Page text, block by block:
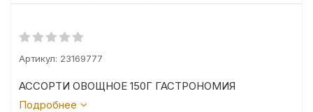
Артикул: 23169777
АССОРТИ ОВОЩНОЕ 150Г ГАСТРОНОМИЯ
Подробнее